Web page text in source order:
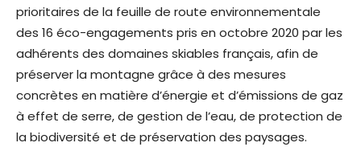
prioritaires de la feuille de route environnementale
des 16 éco-engagements pris en octobre 2020 par les
adhérents des domaines skiables français, afin de
préserver la montagne grâce à des mesures
concrètes en matière d’énergie et d’émissions de gaz
à effet de serre, de gestion de l’eau, de protection de
la biodiversité et de préservation des paysages.